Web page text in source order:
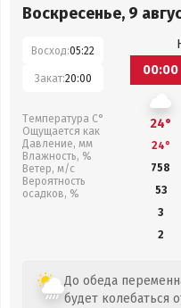
Воскресенье, 9
Восход:05:22
Закат:20:00
Температура С°
Ощущается как
Давление, мм
Влажность, %
Ветер, м/с
Вероятность
осадков, %
00:00
24°
24°
758
53
3
2
До обеда
будет колебаться